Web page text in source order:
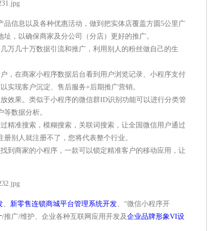
信息以及各种优惠活动，做到把实体店覆盖方圆5公里广
，以确保商家及分公司（分店）更好的推广。
万几十万数据引流和推广，利用别人的粉丝做自己的生
，在商家小程序数据后台看到用户浏览记录、小程序支付
实现客户沉淀、售后服务+后期推广营销。
效果。类似于小程序的微信群ID识别功能可以进行分类管
等数据分析。
精准搜索，模糊搜索，关联词搜索，让全国微信用户通过
别人就注册不了，您将代表整个行业。
到商家的小程序，一款可以锁定精准客户的移动应用，让
、 新零售连锁商城平台管理系统开发、“微信小程序开
/推广/维护、企业各种互联网应用开发及企业品牌形象VI设